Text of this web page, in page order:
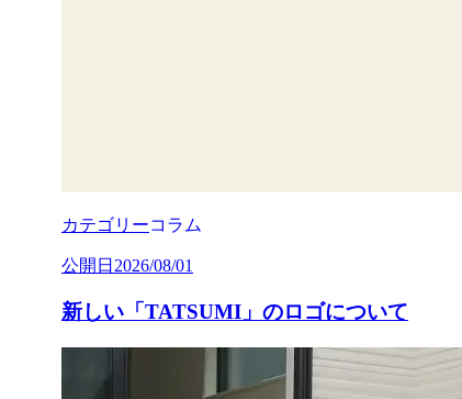
カテゴリーコラム
公開日 2026/08/01
新しい「TATSUMI」のロゴについて